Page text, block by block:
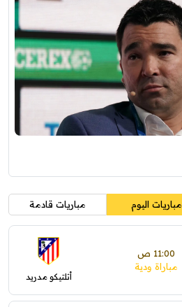
مباريات اليوم مباريات قادمة
11:00 ص
مباراة ودية
أتلتيكو مدريد